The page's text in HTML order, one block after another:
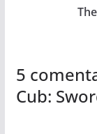
5
Cub: